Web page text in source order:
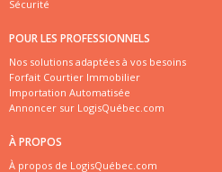
Sécurité
POUR LES PROFESSIONNELS
Nos solutions adaptées à vos besoins
Forfait Courtier Immobilier
Importation Automatisée
Annoncer sur LogisQuébec.com
À PROPOS
À propos de LogisQuébec.com